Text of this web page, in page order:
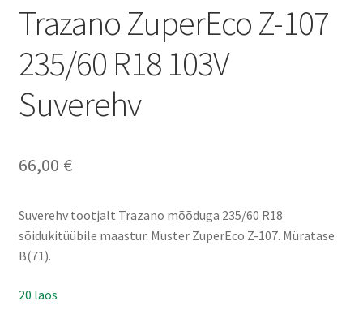
Trazano ZuperEco Z-107
235/60 R18 103V
Suverehv
66,00 €
Suverehv tootjalt Trazano mõõduga 235/60 R18
sõidukitüübile maastur. Muster ZuperEco Z-107. Müratase
B(71).
20 laos